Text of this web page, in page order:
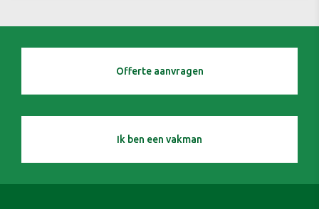
Offerte aanvragen
Ik ben een vakman